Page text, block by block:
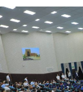
ПРИНИМАЮТ
УЧАСТИЕ
В
ВЫСТАВКЕ-
ЯРМАРКЕ
«ПРАЗДНИК
МЁДА».